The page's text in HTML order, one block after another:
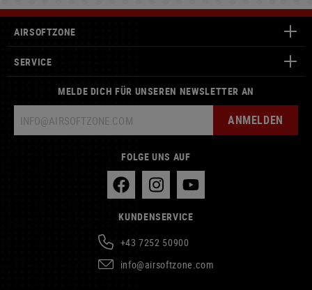
AIRSOFTZONE
SERVICE
MELDE DICH FÜR UNSEREN NEWSLETTER AN
ANMELDEN
FOLGE UNS AUF
KUNDENSERVICE
+43 7252 50900
info@airsoftzone.com